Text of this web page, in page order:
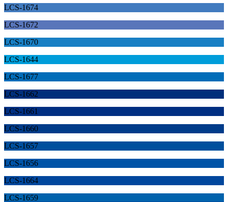
LCS-1674
LCS-1672
LCS-1670
LCS-1644
LCS-1677
LCS-1662
LCS-1661
LCS-1660
LCS-1657
LCS-1656
LCS-1664
LCS-1659